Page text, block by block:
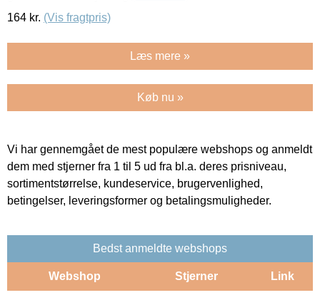
164 kr. (Vis fragtpris)
Læs mere »
Køb nu »
Vi har gennemgået de mest populære webshops og anmeldt
dem med stjerner fra 1 til 5 ud fra bl.a. deres prisniveau,
sortimentstørrelse, kundeservice, brugervenlighed,
betingelser, leveringsformer og betalingsmuligheder.
Bedst anmeldte webshops
Webshop Stjerner Link